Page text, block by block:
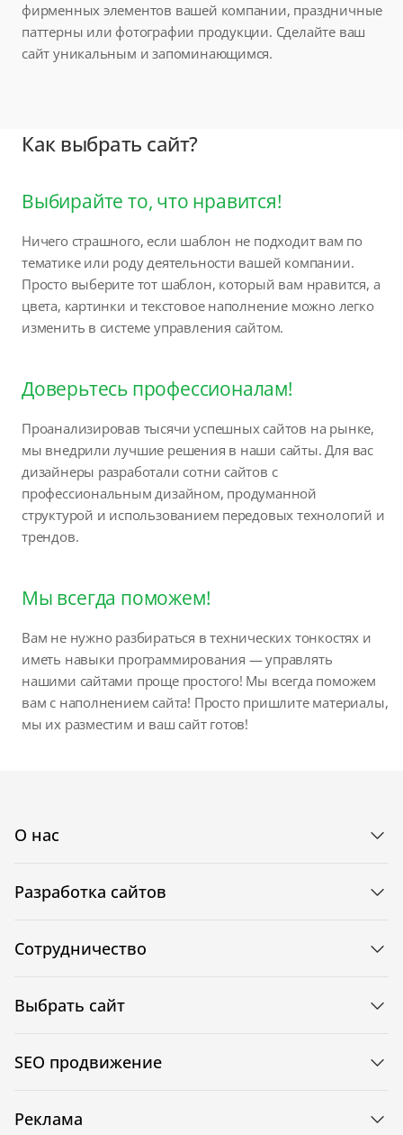
фирменных элементов вашей компании, праздничные
паттерны или фотографии продукции. Сделайте ваш
сайт уникальным и запоминающимся.
Как выбрать сайт?
Выбирайте то, что нравится!
Ничего страшного, если шаблон не подходит вам по
тематике или роду деятельности вашей компании.
Просто выберите тот шаблон, который вам нравится, а
цвета, картинки и текстовое наполнение можно легко
изменить в системе управления сайтом.
Доверьтесь профессионалам!
Проанализировав тысячи успешных сайтов на рынке,
мы внедрили лучшие решения в наши сайты. Для вас
дизайнеры разработали сотни сайтов с
профессиональным дизайном, продуманной
структурой и использованием передовых технологий и
трендов.
Мы всегда поможем!
Вам не нужно разбираться в технических тонкостях и
иметь навыки программирования — управлять
нашими сайтами проще простого! Мы всегда поможем
вам с наполнением сайта! Просто пришлите материалы,
мы их разместим и ваш сайт готов!
О нас
Разработка сайтов
Сотрудничество
Выбрать сайт
SEO продвижение
Реклама